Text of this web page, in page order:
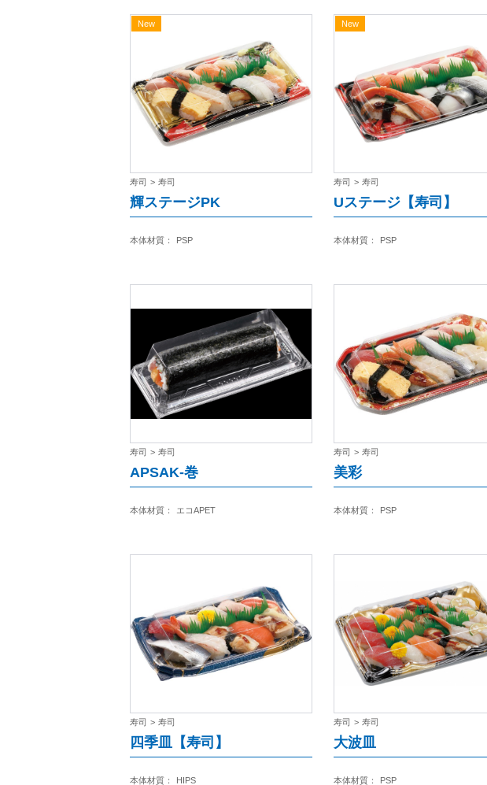
New
寿司 > 寿司
輝ステージPK
本体材質： PSP
New
寿司 > 寿司
Uステージ【寿司】
本体材質： PSP
寿司 > 寿司
APSAK-巻
本体材質： エコAPET
寿司 > 寿司
美彩
本体材質： PSP
寿司 > 寿司
四季皿【寿司】
本体材質： HIPS
寿司 > 寿司
大波皿
本体材質： PSP